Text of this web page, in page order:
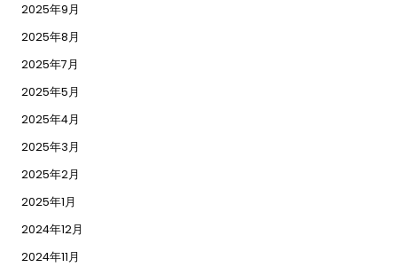
2025年9月
2025年8月
2025年7月
2025年5月
2025年4月
2025年3月
2025年2月
2025年1月
2024年12月
2024年11月